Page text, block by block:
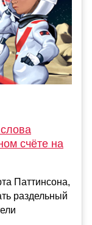
счёте на
Паттинсона,
раздельный